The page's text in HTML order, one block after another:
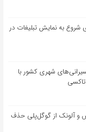
شروع به نمایش تبلیغات در
شهری کشور با
و آلونک از گوگل‌پلی حذف